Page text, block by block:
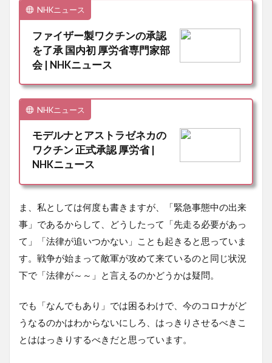
NHKニュース
ファイザー製ワクチンの承認
を了承 国内初 厚労省専門家部
会 | NHKニュース
NHKニュース
モデルナとアストラゼネカの
ワクチン 正式承認 厚労省 |
NHKニュース
ま、私としては何度も書きますが、「緊急事態中の出来
事」であるからして、どうしたって「先走る必要があっ
て」「法律が追いつかない」ことも起きると思っていま
す。戦争が始まって敵軍が攻めて来ているのと同じ状況
下で「法律が～～」と言えるのかどうかは疑問。
でも「なんでもあり」では困るわけで、今のコロナがど
うなるのかはわからないにしろ、はっきりさせるべきこ
とははっきりするべきだと思っています。